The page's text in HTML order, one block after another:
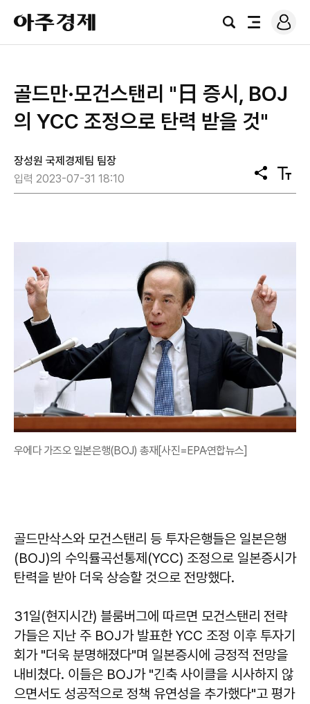
아
주
경
검
전
로
그
골드만·모건스탠리 "日 증시, BOJ
의 YCC 조정으로 탄력 받을 것"
장성원 국제경제팀 팀장
입력 2023-07-31 18:10
공
유
텍
스
우에다 가즈오 일본은행(BOJ) 총재[사진=EPA·연합뉴스]
골드만삭스와 모건스탠리 등 투자은행들은 일본은행
(BOJ)의 수익률곡선통제(YCC) 조정으로 일본증시가
탄력을 받아 더욱 상승할 것으로 전망했다.
31일(현지시간) 블룸버그에 따르면 모건스탠리 전략
가들은 지난 주 BOJ가 발표한 YCC 조정 이후 투자기
회가 "더욱 분명해졌다"며 일본증시에 긍정적 전망을
내비쳤다. 이들은 BOJ가 "긴축 사이클을 시사하지 않
으면서도 성공적으로 정책 유연성을 추가했다"고 평가